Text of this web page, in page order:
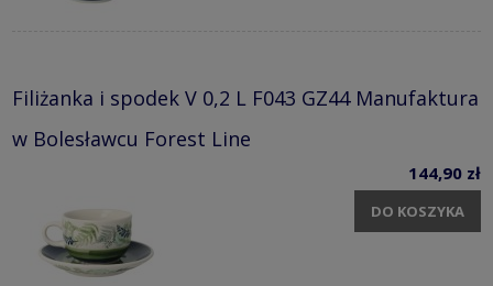
Filiżanka i spodek V 0,2 L F043 GZ44 Manufaktura
w Bolesławcu Forest Line
144,90 zł
DO KOSZYKA